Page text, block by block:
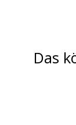
Das